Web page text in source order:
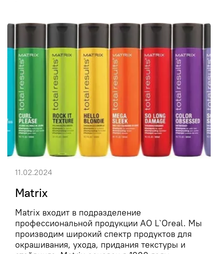
Matrix
Matrix входит в подразделение
профессиональной продукции АО L`Oreal. Мы
производим широкий спектр продуктов для
окрашивания, ухода, придания текстуры и
11.02.2024